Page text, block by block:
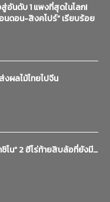
อันดับ 1 แพงที่สุดในโลก!
นดอน-สิงคโปร์” เรียบร้อย
งผลไม้ไทยไปจีน
ชิโน” 2 ฮีโร่ท้ายสิบล้อที่ยังมี…